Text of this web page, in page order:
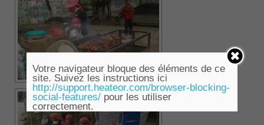
Votre navigateur bloque des éléments de ce
site. Suivez les instructions ici
http://support.heateor.com/browser-blocking-
social-features/pour les utiliser
correctement.